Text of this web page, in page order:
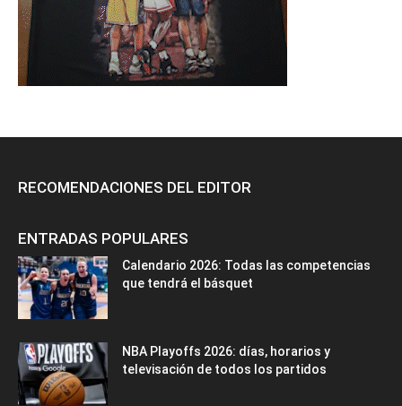
RECOMENDACIONES DEL EDITOR
ENTRADAS POPULARES
Calendario 2026: Todas las competencias
que tendrá el básquet
NBA Playoffs 2026: días, horarios y
televisación de todos los partidos